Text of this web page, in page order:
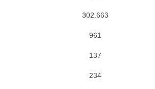
302.663
961
137
234